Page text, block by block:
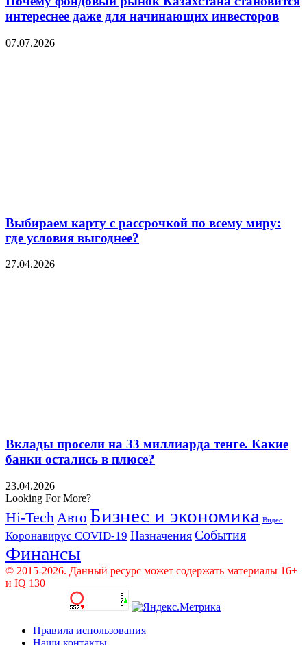
интереснее даже для начинающих инвесторов
07.07.2026
Выбираем карту с рассрочкой по всему миру:
где условия выгоднее?
27.04.2026
Вклады просели на 33 миллиарда тенге. Какие
банки остались в плюсе?
23.04.2026
Looking For More?
Hi-Tech Авто Бизнес и экономика Видео
Коронавирус COVID-19 Назначения События
Финансы
© 2015-2026. Данный ресурс может содержать материалы 16+
и IQ 130
Правила использования
Наши контакты